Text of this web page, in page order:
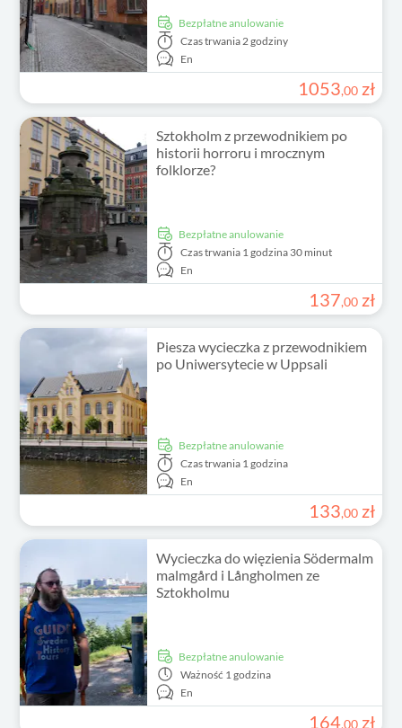
Bezpłatne anulowanie
Czas trwania 2 godziny
En
1053,00 zł
Sztokholm z przewodnikiem po
historii horroru i mrocznym
folklorze?
Bezpłatne anulowanie
Czas trwania 1 godzina 30 minut
En
137,00 zł
Piesza wycieczka z przewodnikiem
po Uniwersytecie w Uppsali
Bezpłatne anulowanie
Czas trwania 1 godzina
En
133,00 zł
Wycieczka do więzienia Södermalm
malmgård i Långholmen ze
Sztokholmu
Bezpłatne anulowanie
Ważność 1 godzina
En
164,00 zł